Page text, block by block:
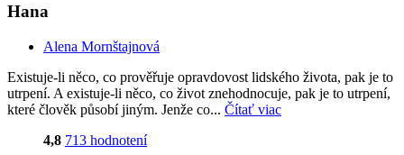
Hana
Alena Mornštajnová
Existuje-li něco, co prověřuje opravdovost lidského života, pak je to
utrpení. A existuje-li něco, co život znehodnocuje, pak je to utrpení,
které člověk působí jiným. Jenže co... Čítať viac
4,8 713 hodnotení